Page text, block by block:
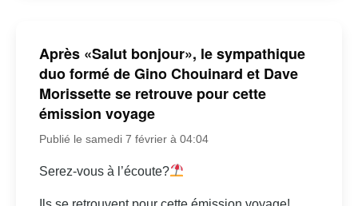
Après «Salut bonjour», le sympathique
duo formé de Gino Chouinard et Dave
Morissette se retrouve pour cette
émission voyage
Publié le samedi 7 février à 04:04
Serez-vous à l’écoute?